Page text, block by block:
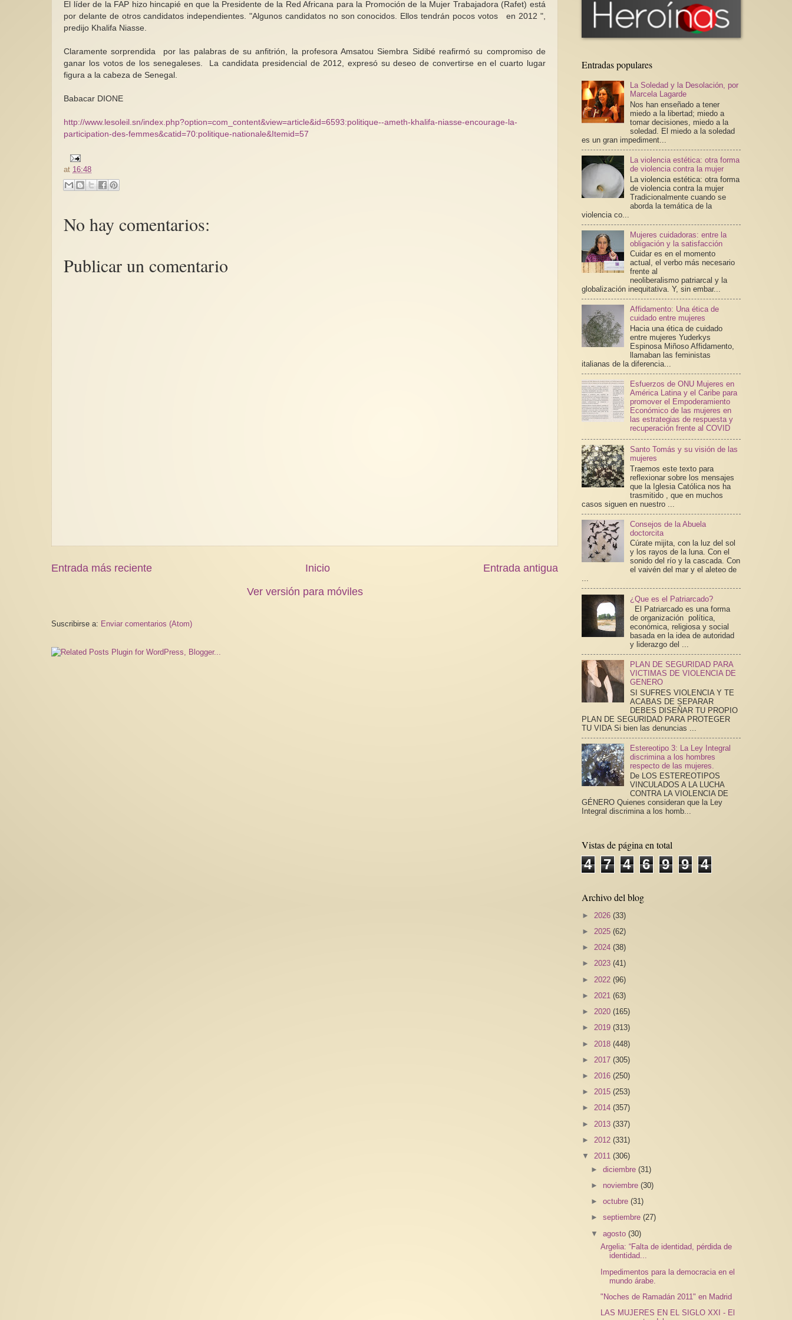
El líder de la FAP hizo hincapié en que la Presidente de la Red Africana para la Promoción de la Mujer Trabajadora (Rafet) está
por delante de otros candidatos independientes. "Algunos candidatos no son conocidos. Ellos tendrán pocos votos en 2012 ",
predijo Khalifa Niasse.
Claramente sorprendida por las palabras de su anfitrión, la profesora Amsatou Siembra Sidibé reafirmó su compromiso de
ganar los votos de los senegaleses. La candidata presidencial de 2012, expresó su deseo de convertirse en el cuarto lugar
figura a la cabeza de Senegal.
Babacar DIONE
http://www.lesoleil.sn/index.php?option=com_content&view=article&id=6593:politique--ameth-khalifa-niasse-encourage-la-
participation-des-femmes&catid=70:politique-nationale&Itemid=57
at 16:48
No hay comentarios:
Publicar un comentario
Entrada más reciente Entrada antigua
Inicio
Ver versión para móviles
Suscribirse a: Enviar comentarios (Atom)
Entradas populares
La Soledad y la Desolación, por
Marcela Lagarde
Nos han enseñado a tener
miedo a la libertad; miedo a
tomar decisiones, miedo a la
soledad. El miedo a la soledad
es un gran impediment...
La violencia estética: otra forma
de violencia contra la mujer
La violencia estética: otra forma
de violencia contra la mujer
Tradicionalmente cuando se
aborda la temática de la
violencia co...
Mujeres cuidadoras: entre la
obligación y la satisfacción
Cuidar es en el momento
actual, el verbo más necesario
frente al
neoliberalismo patriarcal y la
globalización inequitativa. Y, sin embar...
Affidamento: Una ética de
cuidado entre mujeres
Hacia una ética de cuidado
entre mujeres Yuderkys
Espinosa Miñoso Affidamento,
llamaban las feministas
italianas de la diferencia...
Esfuerzos de ONU Mujeres en
América Latina y el Caribe para
promover el Empoderamiento
Económico de las mujeres en
las estrategias de respuesta y
recuperación frente al COVID
Santo Tomás y su visión de las
mujeres
Traemos este texto para
reflexionar sobre los mensajes
que la Iglesia Católica nos ha
trasmitido , que en muchos
casos siguen en nuestro ...
Consejos de la Abuela
doctorcita
Cúrate mijita, con la luz del sol
y los rayos de la luna. Con el
sonido del río y la cascada. Con
el vaivén del mar y el aleteo de
...
¿Que es el Patriarcado?
El Patriarcado es una forma
de organización política,
económica, religiosa y social
basada en la idea de autoridad
y liderazgo del ...
PLAN DE SEGURIDAD PARA
VICTIMAS DE VIOLENCIA DE
GENERO
SI SUFRES VIOLENCIA Y TE
ACABAS DE SEPARAR
DEBES DISEÑAR TU PROPIO
PLAN DE SEGURIDAD PARA PROTEGER
TU VIDA Si bien las denuncias ...
Estereotipo 3: La Ley Integral
discrimina a los hombres
respecto de las mujeres.
De LOS ESTEREOTIPOS
VINCULADOS A LA LUCHA
CONTRA LA VIOLENCIA DE
GÉNERO Quienes consideran que la Ley
Integral discrimina a los homb...
Vistas de página en total
4 7 4 6 9 9 4
Archivo del blog
► 2026 (33)
► 2025 (62)
► 2024 (38)
► 2023 (41)
► 2022 (96)
► 2021 (63)
► 2020 (165)
► 2019 (313)
► 2018 (448)
► 2017 (305)
► 2016 (250)
► 2015 (253)
► 2014 (357)
► 2013 (337)
► 2012 (331)
▼ 2011 (306)
►diciembre(31)
► noviembre(30)
►octubre(31)
►septiembre(27)
▼agosto(30)
Argelia: “Falta de identidad, pérdida de
identidad...
Impedimentos para la democracia en el
mundo árabe.
"Noches de Ramadán 2011" en Madrid
LAS MUJERES EN EL SIGLO XXI - El